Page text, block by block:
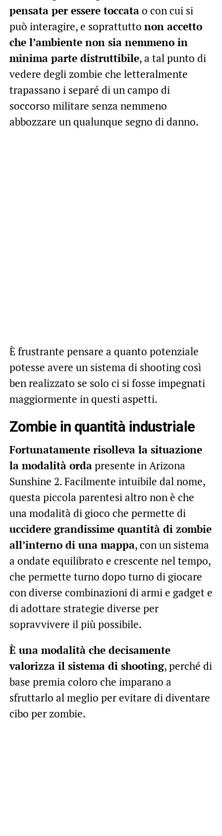
pensata per essere toccatao con cui si
può interagire, e soprattutto non accetto
che l’ambiente non sia nemmeno in
minima parte distruttibile, a tal punto di
vedere degli zombie che letteralmente
trapassano i separé di un campo di
soccorso militare senza nemmeno
abbozzare un qualunque segno di danno.
È frustrante pensare a quanto potenziale
potesse avere un sistema di shooting così
ben realizzato se solo ci si fosse impegnati
maggiormente in questi aspetti.
Zombie in quantità industriale
Fortunatamente risolleva la situazione
la modalità ordapresente in Arizona
Sunshine 2. Facilmente intuibile dal nome,
questa piccola parentesi altro non è che
una modalità di gioco che permette di
uccidere grandissime quantità di zombie
all’interno di una mappa, con un sistema
a ondate equilibrato e crescente nel tempo,
che permette turno dopo turno di giocare
con diverse combinazioni di armi e gadget e
di adottare strategie diverse per
sopravvivere il più possibile.
È una modalità che decisamente
valorizza il sistema di shooting, perché di
base premia coloro che imparano a
sfruttarlo al meglio per evitare di diventare
cibo per zombie.